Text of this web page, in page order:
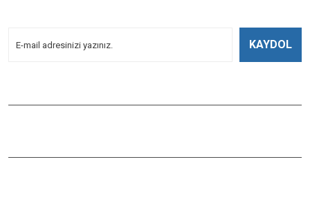
KAYDOL